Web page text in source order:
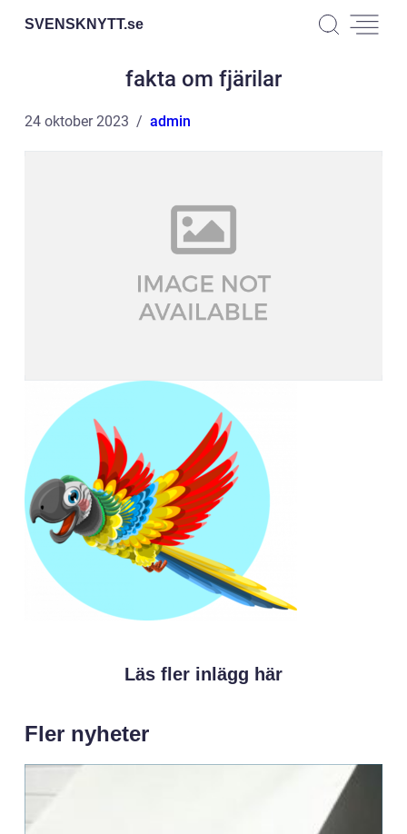
SVENSKNYTT.se
fakta om fjärilar
24 oktober 2023 admin
Läs fler inlägg här
Fler nyheter